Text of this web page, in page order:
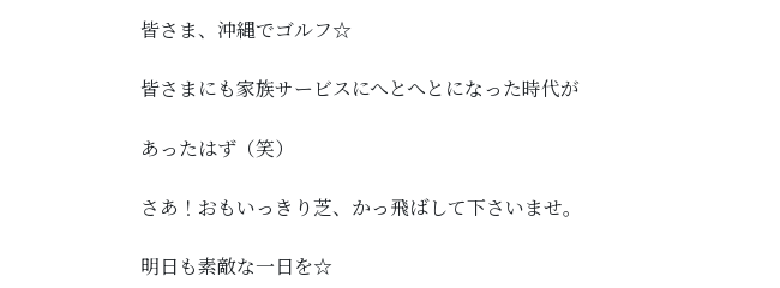
皆さま、沖縄でゴルフ☆
皆さまにも家族サービスにへとへとになった時代が
あったはず（笑）
さあ！おもいっきり芝、かっ飛ばして下さいませ。
明日も素敵な一日を☆